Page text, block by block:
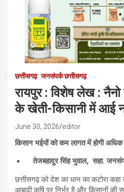
छत्तीसगढ़ जनसंपर्क छत्तीसगढ़
रायपुर : विशेष लेख : नैनो
के खेती-किसानी में आई
June 30, 2026 editor
किसान भईयों को कम लागत में होगी अधिक
तेजबहादुर सिंह भुवाल, सहा.
छत्तीसगढ़ को देश का धान का कटोरा कहा
आबादी कृषि पर निर्भर है और किसानों की